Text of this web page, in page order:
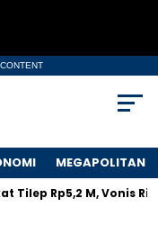
MEGAPOLITAN
Rp5,2 M, Vonis